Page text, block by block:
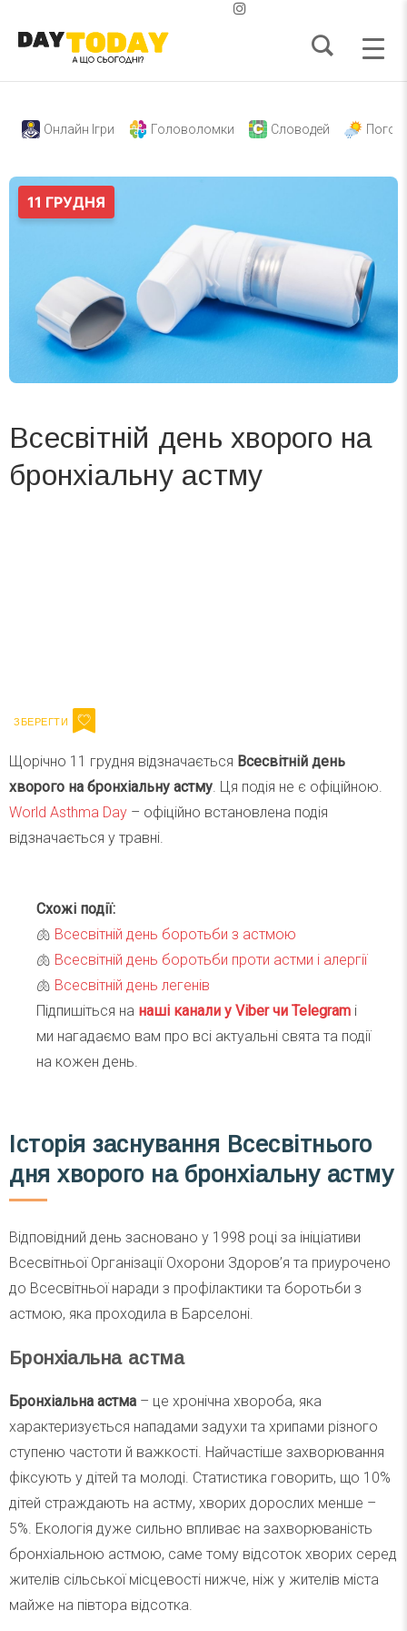
Онлайн Ігри Головоломки Словодей
Всесвітній день хворого на
бронхіальну астму
Щорічно 11 грудня відзначається Всесвітній день
хворого на бронхіальну астму. Ця подія не є офіційною.
World Asthma Day – офіційно встановлена подія
відзначається у травні.
Схожі події:
🫁 Всесвітній день боротьби з астмою
🫁 Всесвітній день боротьби проти астми і алергії
🫁 Всесвітній день легенів
Підпишіться на наші канали у Viber чи Telegram і
ми нагадаємо вам про всі актуальні свята та події
на кожен день.
Історія заснування Всесвітнього
дня хворого на бронхіальну астму
Відповідний день засновано у 1998 році за ініціативи
Всесвітньої Організації Охорони Здоров’я та приурочено
до Всесвітньої наради з профілактики та боротьби з
астмою, яка проходила в Барселоні.
Бронхіальна астма
Бронхіальна астма – це хронічна хвороба, яка
характеризується нападами задухи та хрипами різного
ступеню частоти й важкості. Найчастіше захворювання
фіксують у дітей та молоді. Статистика говорить, що 10%
дітей страждають на астму, хворих дорослих менше –
5%. Екологія дуже сильно впливає на захворюваність
бронхіальною астмою, саме тому відсоток хворих серед
жителів сільської місцевості нижче, ніж у жителів міста
майже на півтора відсотка.